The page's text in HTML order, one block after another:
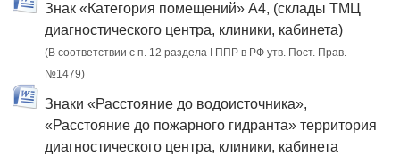
Знак «Категория помещений» А4, (склады ТМЦ
диагностического центра, клиники, кабинета)
(В соответствии с п. 12 раздела I ППР в РФ утв. Пост. Прав.
№1479)
Знаки «Расстояние до водоисточника»,
«Расстояние до пожарного гидранта» территория
диагностического центра, клиники, кабинета